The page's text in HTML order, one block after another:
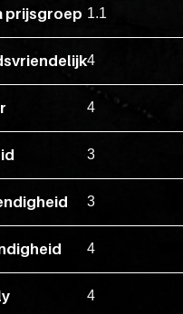
prijsgroep 1.1
4
4
3
3
4
4